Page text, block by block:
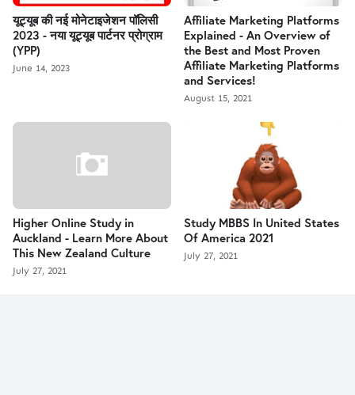
यूट्यूब की नई मोनेटाइजेशन पॉलिसी
2023 - नया यूट्यूब पार्टनर प्रोग्राम
(YPP)
June 14, 2023
Affiliate Marketing Platforms
Explained - An Overview of
the Best and Most Proven
Affiliate Marketing Platforms
and Services!
August 15, 2021
Higher Online Study in
Auckland - Learn More About
This New Zealand Culture
July 27, 2021
Study MBBS In United States
Of America 2021
July 27, 2021